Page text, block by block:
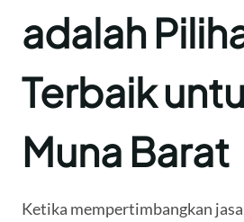
adalah
Terbaik
Muna Barat
Ketika mempertimbangkan